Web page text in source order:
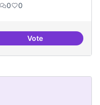
0 0
VoteProcessos